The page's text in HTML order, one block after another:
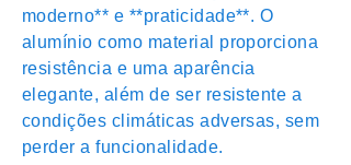
moderno** e **praticidade**. O
alumínio como material proporciona
resistência e uma aparência
elegante, além de ser resistente a
condições climáticas adversas, sem
perder a funcionalidade.